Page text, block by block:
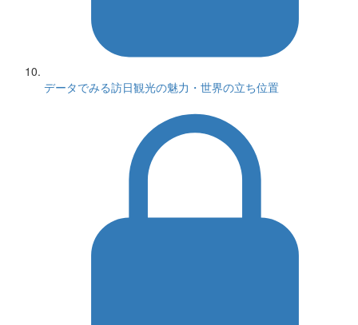
データでみる訪日観光の魅力・世界の立ち位置